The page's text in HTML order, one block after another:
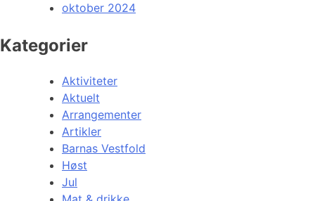
oktober 2024
Kategorier
Aktiviteter
Aktuelt
Arrangementer
Artikler
Barnas Vestfold
Høst
Jul